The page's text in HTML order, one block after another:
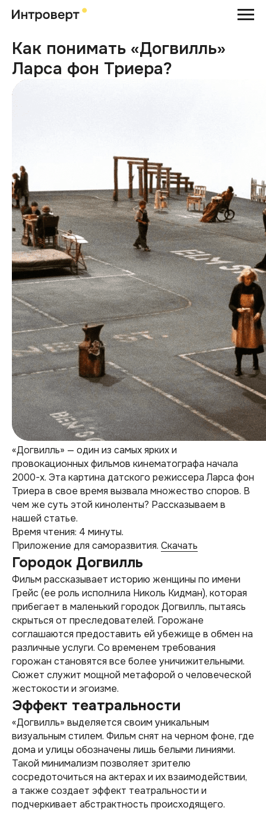
Как понимать «Догвилль»
Ларса фон Триера?
«Догвилль» — один из самых ярких и
провокационных фильмов кинематографа начала
2000-х. Эта картина датского режиссера Ларса фон
Триера в свое время вызвала множество споров. В
чем же суть этой киноленты? Рассказываем в
нашей статье.
Время чтения: 4 минуты.
Приложение для саморазвития. Скачать
Городок Догвилль
Фильм рассказывает историю женщины по имени
Грейс (ее роль исполнила Николь Кидман), которая
прибегает в маленький городок Догвилль, пытаясь
скрыться от преследователей. Горожане
соглашаются предоставить ей убежище в обмен на
различные услуги. Со временем требования
горожан становятся все более уничижительными.
Сюжет служит мощной метафорой о человеческой
жестокости и эгоизме.
Эффект театральности
«Догвилль» выделяется своим уникальным
визуальным стилем. Фильм снят на черном фоне, где
дома и улицы обозначены лишь белыми линиями.
Такой минимализм позволяет зрителю
сосредоточиться на актерах и их взаимодействии,
а также создает эффект театральности и
подчеркивает абстрактность происходящего.